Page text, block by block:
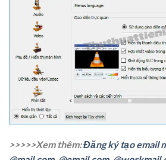
>>>>>Xem thêm:Đăng ký tạo email